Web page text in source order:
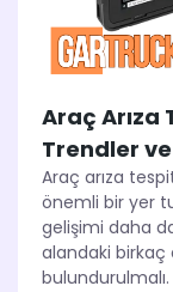
Araç Arıza
Trendler
Araç arıza
önemli bir yer
gelişimi daha
alandaki
bulundurulmalı.